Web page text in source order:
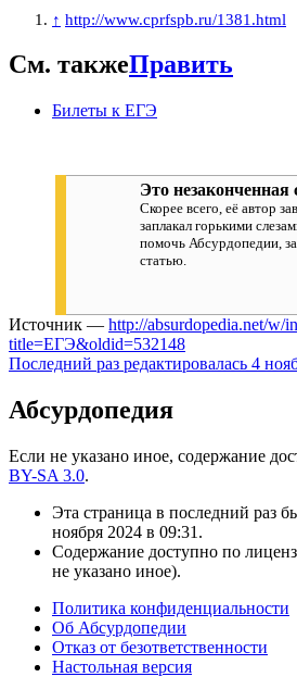
↑ http://www.cprfspb.ru/1381.html
См. такжеПравить
Билеты к ЕГЭ
Это незаконченная
Скорее всего, её автор
заплакал горькими
помочь Абсурдопедии,
статью.
Источник — http://absurdopedia.net/w/
title=ЕГЭ&oldid=532148
Последний раз редактировалась 4
Абсурдопедия
Если не указано иное, содержание
BY-SA 3.0.
Эта страница в последний раз
ноября 2024 в 09:31.
Содержание доступно по
не указано иное).
Политика конфиденциальности
Об Абсурдопедии
Отказ от безответственности
Настольная версия